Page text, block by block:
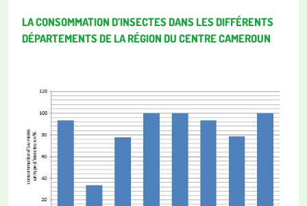
LA CONSOMMATION D’INSECTES DANS LES DIFFÉRENTS
DÉPARTEMENTS DE LA RÉGION DU CENTRE CAMEROUN